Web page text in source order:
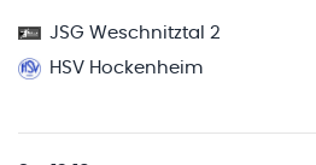
JSG Weschnitztal 2
HSV Hockenheim